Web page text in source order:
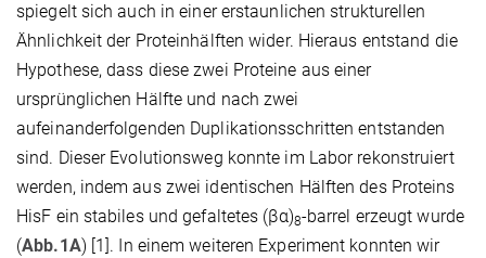
spiegelt sich auch in einer erstaunlichen strukturellen
Ähnlichkeit der Proteinhälften wider. Hieraus entstand die
Hypothese, dass diese zwei Proteine aus einer
ursprünglichen Hälfte und nach zwei
aufeinanderfolgenden Duplikationsschritten entstanden
sind. Dieser Evolutionsweg konnte im Labor rekonstruiert
werden, indem aus zwei identischen Hälften des Proteins
HisF ein stabiles und gefaltetes (βα)8-barrel erzeugt wurde
(Abb.1A) [1]. In einem weiteren Experiment konnten wir